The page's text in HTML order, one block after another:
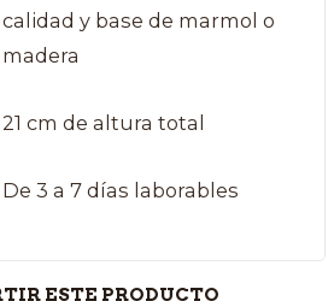
calidad y base de marmol o
madera
21 cm de altura total
De 3 a 7 días laborables
ESTE PRODUCTO